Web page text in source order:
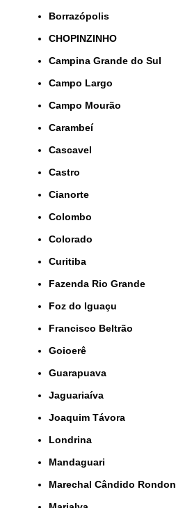
Borrazópolis
CHOPINZINHO
Campina Grande do Sul
Campo Largo
Campo Mourão
Carambeí
Cascavel
Castro
Cianorte
Colombo
Colorado
Curitiba
Fazenda Rio Grande
Foz do Iguaçu
Francisco Beltrão
Goioerê
Guarapuava
Jaguariaíva
Joaquim Távora
Londrina
Mandaguari
Marechal Cândido Rondon